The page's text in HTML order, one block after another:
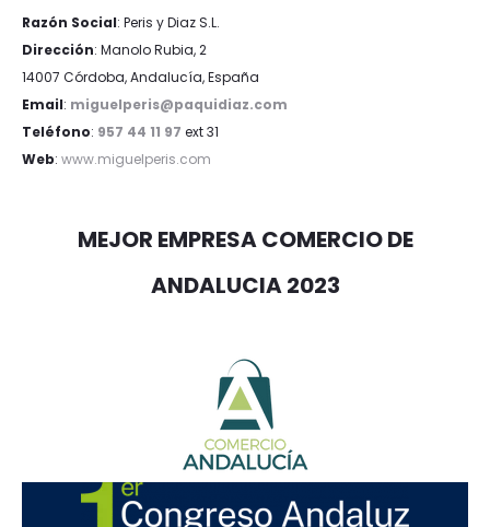
Razón Social: Peris y Diaz S.L.
Dirección: Manolo Rubia, 2
14007 Córdoba, Andalucía, España
Email: miguelperis@paquidiaz.com
Teléfono: 957 44 11 97 ext 31
Web: www.miguelperis.com
MEJOR EMPRESA COMERCIO DE
ANDALUCIA 2023